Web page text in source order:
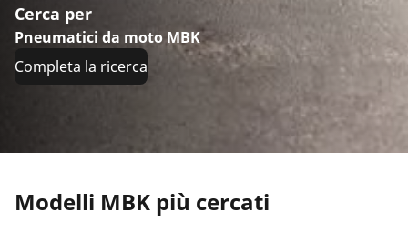
Cerca per
Pneumatici da moto MBK
Completa la ricerca
Modelli MBK più cercati